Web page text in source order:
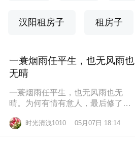
汉阳租房子 租房子
一蓑烟雨任平生，也无风雨也
无晴
一蓑烟雨任平生，也无风雨也无
晴。为何有情有意人，最后修了无
却有情。莫道桑榆晚，为霞尚满
时光清浅1010 05月07日 18:14